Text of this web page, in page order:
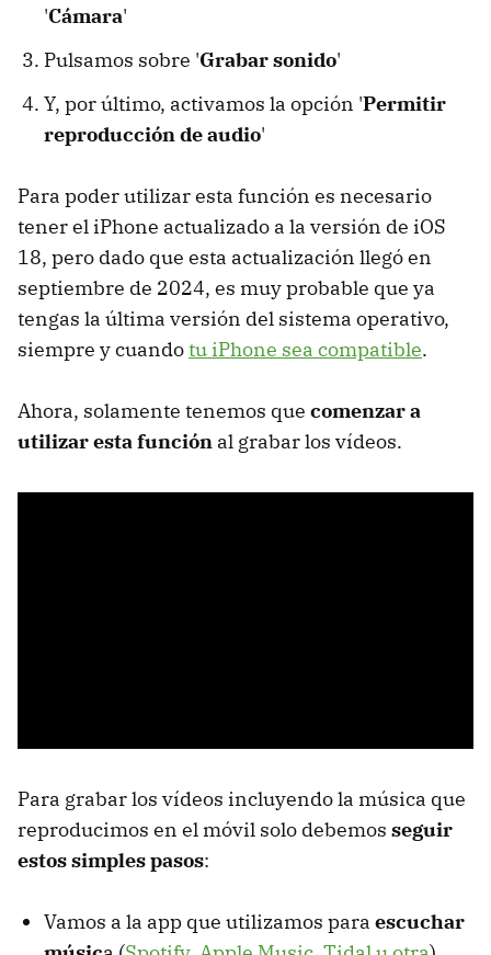
'Cámara'
Pulsamos sobre 'Grabar sonido'
Y, por último, activamos la opción 'Permitir
reproducción de audio'
Para poder utilizar esta función es necesario
tener el iPhone actualizado a la versión de iOS
18, pero dado que esta actualización llegó en
septiembre de 2024, es muy probable que ya
tengas la última versión del sistema operativo,
siempre y cuandotu iPhone sea compatible.
Ahora, solamente tenemos que comenzar a
utilizar esta función al grabar los vídeos.
Para grabar los vídeos incluyendo la música que
reproducimos en el móvil solo debemos seguir
estos simples pasos:
Vamos a la app que utilizamos para escuchar